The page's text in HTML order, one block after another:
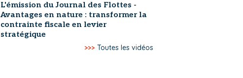
L'émission du Journal des Flottes -
Avantages en nature : transformer la
contrainte fiscale en levier
stratégique
>>> Toutes les vidéos